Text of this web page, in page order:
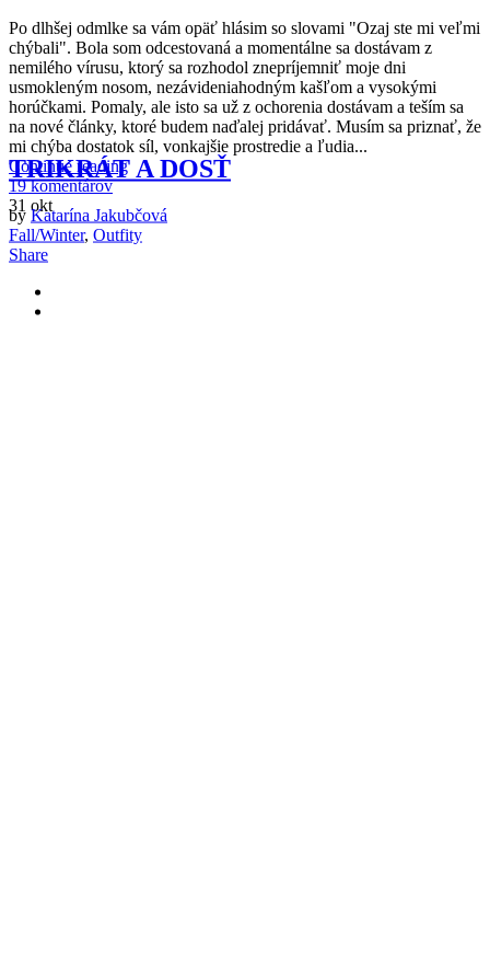
Po dlhšej odmlke sa vám opäť hlásim so slovami "Ozaj ste mi veľmi
chýbali". Bola som odcestovaná a momentálne sa dostávam z
nemilého vírusu, ktorý sa rozhodol znepríjemniť moje dni
usmokleným nosom, nezávideniahodným kašľom a vysokými
horúčkami. Pomaly, ale isto sa už z ochorenia dostávam a teším sa
na nové články, ktoré budem naďalej pridávať. Musím sa priznať, že
mi chýba dostatok síl, vonkajšie prostredie a ľudia...
Continue reading
19 komentárov
31 okt
TRIKRÁT A DOSŤ
by Katarína Jakubčová
Fall/Winter, Outfity
Share